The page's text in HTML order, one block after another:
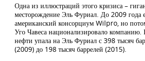
Одна из иллюстраций этого кризиса –
месторождение Эль Фуриал. До 2009 года
американский консорциум Wilpro, но
Уго Чавеса национализировало компанию.
нефти упала на Эль Фуриал с 398 тысяч
(2009) до 198 тысяч баррелей (2015).